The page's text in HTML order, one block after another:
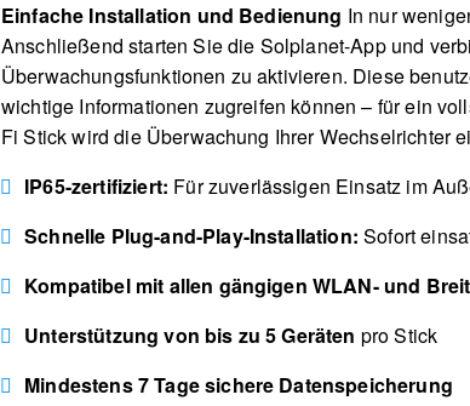
Einfache Installation und Bedienung In nur
Anschließend starten Sie die Solplanet-App und
Überwachungsfunktionen zu aktivieren. Diese
wichtige Informationen zugreifen können – für ein
Fi Stick wird die Überwachung Ihrer Wechselrichter
IP65-zertifiziert: Für zuverlässigen Einsatz im
Schnelle Plug-and-Play-Installation: Sofort
Kompatibel mit allen gängigen WLAN- und
Unterstützung von bis zu 5 Geräten pro Stick
Mindestens 7 Tage sichere Datenspeicherung